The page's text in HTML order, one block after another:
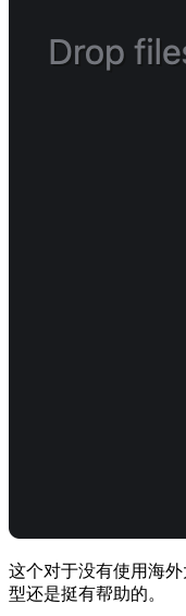
这个对于没有使用海
型还是挺有帮助的。